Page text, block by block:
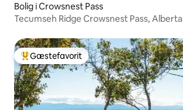
Bolig i Crowsnest Pass
Tecumseh Ridge Crowsnest Pass, Alberta
Bedste gæstefavorit
Gæstefavorit